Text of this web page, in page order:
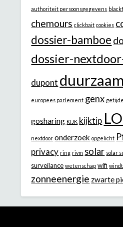
authoriteit persoonsgegevens
chemours clickbait cookies
dossier-bamboe
dossier-
dupont duurzaam
europees parlement genx
gosharing KIJK kijktip
nextdoor onderzoek opgelicht
privacy ring rivm solar solar
surveilance wetenschap wifi
zonneenergie zwarte